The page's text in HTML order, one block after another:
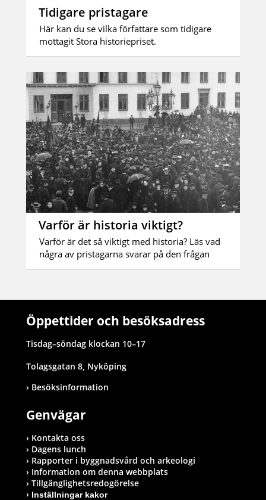
Tidigare pristagare
Här kan du se vilka författare som tidigare
mottagit Stora historiepriset.
Varför är historia viktigt?
Varför är det så viktigt med historia? Läs vad
några av pristagarna svarar på den frågan
Öppettider och besöksadress
Tisdag–söndag klockan 10–17
Tolagsgatan 8, Nyköping
Besöksinformation
Genvägar
Kontakta oss
Dagens lunch
Rapporter i byggnadsvård och arkeologi
Information om denna webbplats
Tillgänglighetsredogörelse
Inställningar kakor